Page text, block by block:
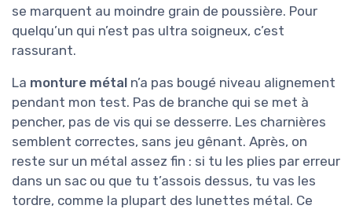
se marquent au moindre grain de poussière. Pour
quelqu’un qui n’est pas ultra soigneux, c’est
rassurant.
La monture métal n’a pas bougé niveau alignement
pendant mon test. Pas de branche qui se met à
pencher, pas de vis qui se desserre. Les charnières
semblent correctes, sans jeu gênant. Après, on
reste sur un métal assez fin : si tu les plies par erreur
dans un sac ou que tu t’assois dessus, tu vas les
tordre, comme la plupart des lunettes métal. Ce